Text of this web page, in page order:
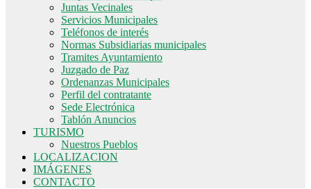
Juntas Vecinales
Servicios Municipales
Teléfonos de interés
Normas Subsidiarias municipales
Tramites Ayuntamiento
Juzgado de Paz
Ordenanzas Municipales
Perfil del contratante
Sede Electrónica
Tablón Anuncios
TURISMO
Nuestros Pueblos
LOCALIZACION
IMÁGENES
CONTACTO